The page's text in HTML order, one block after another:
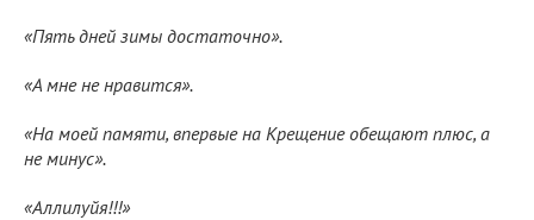
«Пять дней зимы достаточно».
«А мне не нравится».
«На моей памяти, впервые на Крещение обещают плюс, а
не минус».
«Аллилуйя!!!»